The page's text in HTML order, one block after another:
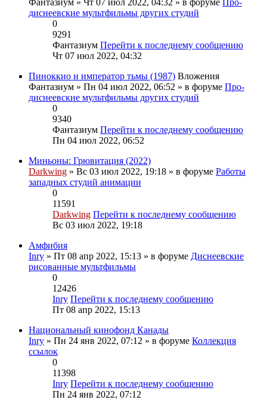
Фантазиум » Чт 07 июл 2022, 04:32 » в форуме Про-
диснеевские мультфильмы других студий
0
9291
Фантазиум Перейти к последнему сообщению
Чт 07 июл 2022, 04:32
Пиноккио и император тьмы (1987) Вложения
Фантазиум » Пн 04 июл 2022, 06:52 » в форуме Про-
диснеевские мультфильмы других студий
0
9340
Фантазиум Перейти к последнему сообщению
Пн 04 июл 2022, 06:52
Миньоны: Грювитация (2022)
Darkwing » Вс 03 июл 2022, 19:18 » в форуме Работы
западных студий анимации
0
11591
Darkwing Перейти к последнему сообщению
Вс 03 июл 2022, 19:18
Амфибия
Inry » Пт 08 апр 2022, 15:13 » в форуме Диснеевские
рисованные мультфильмы
0
12426
Inry Перейти к последнему сообщению
Пт 08 апр 2022, 15:13
Национальный кинофонд Канады
Inry » Пн 24 янв 2022, 07:12 » в форуме Коллекция
ссылок
0
11398
Inry Перейти к последнему сообщению
Пн 24 янв 2022, 07:12